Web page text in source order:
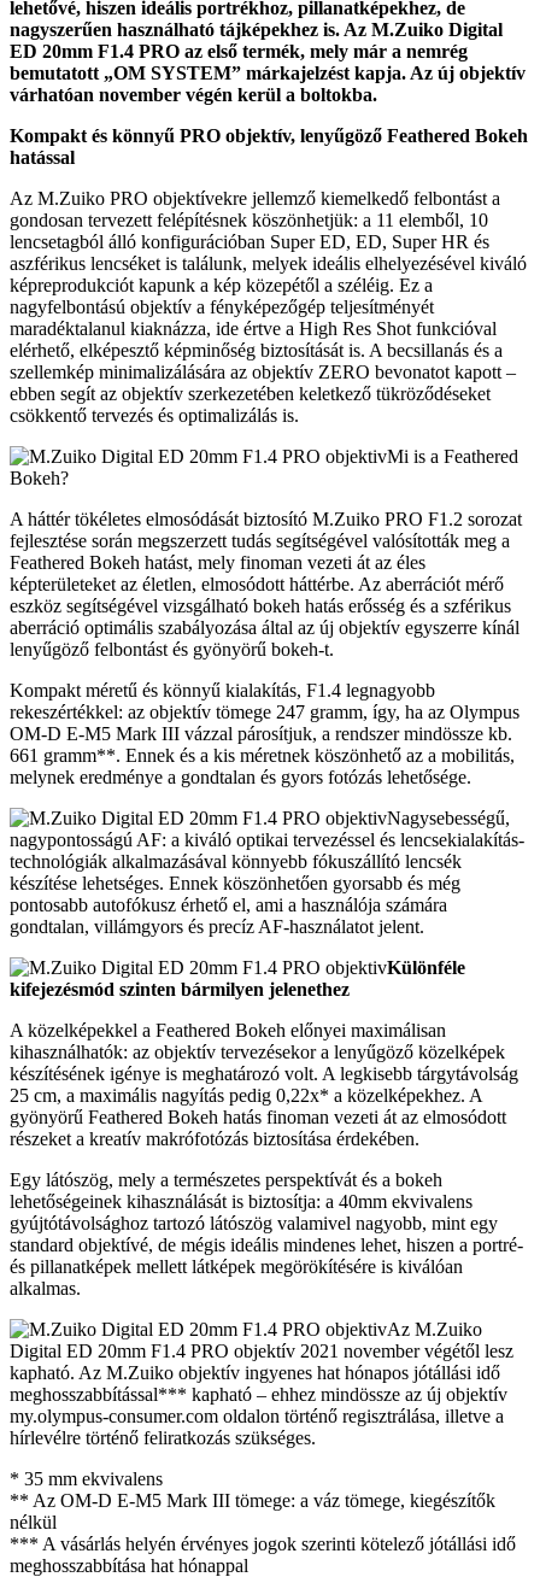
lehetővé, hiszen ideális portrékhoz, pillanatképekhez, de
nagyszerűen használható tájképekhez is. Az M.Zuiko Digital
ED 20mm F1.4 PRO az első termék, mely már a nemrég
bemutatott „OM SYSTEM” márkajelzést kapja. Az új objektív
várhatóan november végén kerül a boltokba.
Kompakt és könnyű PRO objektív, lenyűgöző Feathered Bokeh
hatással
Az M.Zuiko PRO objektívekre jellemző kiemelkedő felbontást a
gondosan tervezett felépítésnek köszönhetjük: a 11 elemből, 10
lencsetagból álló konfigurációban Super ED, ED, Super HR és
aszférikus lencséket is találunk, melyek ideális elhelyezésével kiváló
képreprodukciót kapunk a kép közepétől a széléig. Ez a
nagyfelbontású objektív a fényképezőgép teljesítményét
maradéktalanul kiaknázza, ide értve a High Res Shot funkcióval
elérhető, elképesztő képminőség biztosítását is. A becsillanás és a
szellemkép minimalizálására az objektív ZERO bevonatot kapott –
ebben segít az objektív szerkezetében keletkező tükröződéseket
csökkentő tervezés és optimalizálás is.
Mi is a Feathered
Bokeh?
A háttér tökéletes elmosódását biztosító M.Zuiko PRO F1.2 sorozat
fejlesztése során megszerzett tudás segítségével valósították meg a
Feathered Bokeh hatást, mely finoman vezeti át az éles
képterületeket az életlen, elmosódott háttérbe. Az aberrációt mérő
eszköz segítségével vizsgálható bokeh hatás erősség és a szférikus
aberráció optimális szabályozása által az új objektív egyszerre kínál
lenyűgöző felbontást és gyönyörű bokeh-t.
Kompakt méretű és könnyű kialakítás, F1.4 legnagyobb
rekeszértékkel: az objektív tömege 247 gramm, így, ha az Olympus
OM-D E-M5 Mark III vázzal párosítjuk, a rendszer mindössze kb.
661 gramm**. Ennek és a kis méretnek köszönhető az a mobilitás,
melynek eredménye a gondtalan és gyors fotózás lehetősége.
Nagysebességű,
nagypontosságú AF: a kiváló optikai tervezéssel és lencsekialakítás-
technológiák alkalmazásával könnyebb fókuszállító lencsék
készítése lehetséges. Ennek köszönhetően gyorsabb és még
pontosabb autofókusz érhető el, ami a használója számára
gondtalan, villámgyors és precíz AF-használatot jelent.
Különféle
kifejezésmód szinten bármilyen jelenethez
A közelképekkel a Feathered Bokeh előnyei maximálisan
kihasználhatók: az objektív tervezésekor a lenyűgöző közelképek
készítésének igénye is meghatározó volt. A legkisebb tárgytávolság
25 cm, a maximális nagyítás pedig 0,22x* a közelképekhez. A
gyönyörű Feathered Bokeh hatás finoman vezeti át az elmosódott
részeket a kreatív makrófotózás biztosítása érdekében.
Egy látószög, mely a természetes perspektívát és a bokeh
lehetőségeinek kihasználását is biztosítja: a 40mm ekvivalens
gyújtótávolsághoz tartozó látószög valamivel nagyobb, mint egy
standard objektívé, de mégis ideális mindenes lehet, hiszen a portré-
és pillanatképek mellett látképek megörökítésére is kiválóan
alkalmas.
Az M.Zuiko
Digital ED 20mm F1.4 PRO objektív 2021 november végétől lesz
kapható. Az M.Zuiko objektív ingyenes hat hónapos jótállási idő
meghosszabbítással*** kapható – ehhez mindössze az új objektív
my.olympus-consumer.com oldalon történő regisztrálása, illetve a
hírlevélre történő feliratkozás szükséges.
* 35 mm ekvivalens
** Az OM-D E-M5 Mark III tömege: a váz tömege, kiegészítők
nélkül
*** A vásárlás helyén érvényes jogok szerinti kötelező jótállási idő
meghosszabbítása hat hónappal